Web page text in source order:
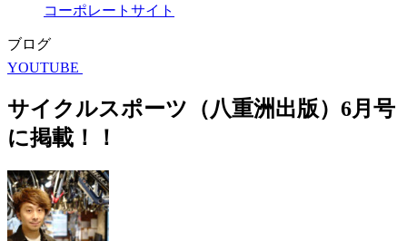
コーポレートサイト
ブログ
YOUTUBE
サイクルスポーツ（八重洲出版）6月号
に掲載！！